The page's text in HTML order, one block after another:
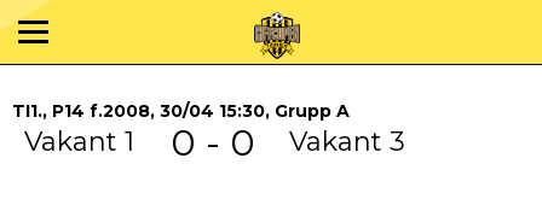
TI1., P14 f.2008, 30/04 15:30, Grupp A
Vakant 1 0 - 0 Vakant 3